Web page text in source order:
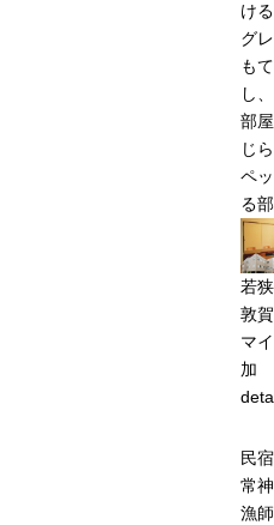
け
グ
も
し
部
じ
ペ
る
若
敦
マ
加
民
常
漁